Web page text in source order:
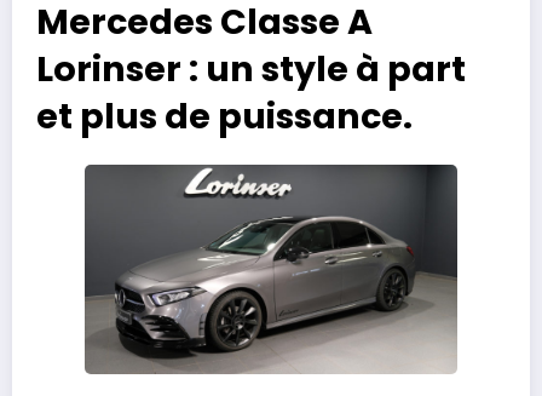
Mercedes Classe A
Lorinser : un style à part
et plus de puissance.